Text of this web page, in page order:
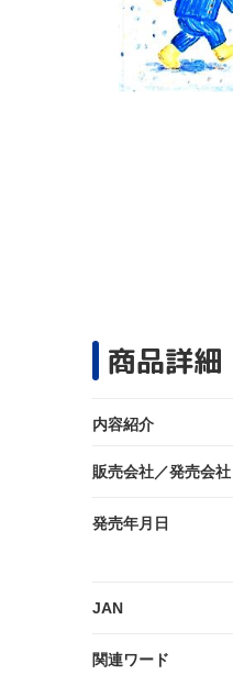
商品詳細
内容紹介
販売会社／発売会社
発売年月日
JAN
関連ワード